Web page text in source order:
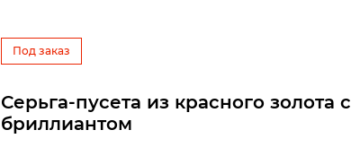
Под заказ
Серьга-пусета из красного золота с
бриллиантом